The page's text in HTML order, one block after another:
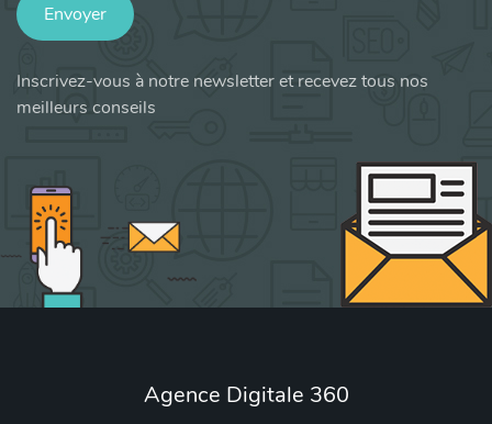
Envoyer
Inscrivez-vous à notre newsletter et recevez tous nos
meilleurs conseils
Agence Digitale 360